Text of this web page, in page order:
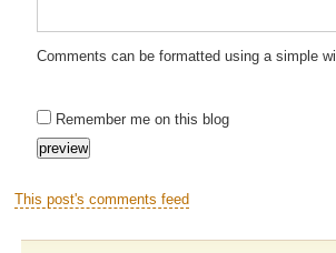
Comments can be formatted using a simple
Remember me on this blog
This post's comments feed